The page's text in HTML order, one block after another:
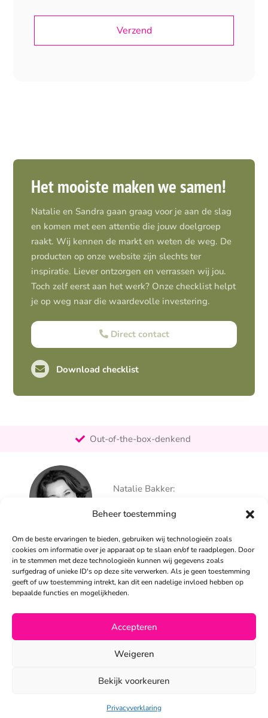
Beheer toestemming
Om de beste ervaringen te bieden, gebruiken wij technologieën zoals
cookies om informatie over je apparaat op te slaan en/of te raadplegen. Door
in te stemmen met deze technologieën kunnen wij gegevens zoals
surfgedrag of unieke ID's op deze site verwerken. Als je geen toestemming
geeft of uw toestemming intrekt, kan dit een nadelige invloed hebben op
bepaalde functies en mogelijkheden.
Accepteren
Weigeren
Bekijk voorkeuren
Privacyverklaring
Het mooiste maken we samen!
Natalie en Sandra gaan graag voor je aan de slag
en komen met een attentie die jouw doelgroep
raakt. Wij kennen de markt en weten de weg. De
producten op onze website zijn slechts ter
inspiratie. Liever ontzorgen en verrassen wij jou.
Toch zelf eerst aan het werk? Onze checklist helpt
je op weg naar die waardevolle investering.
Direct contact
Download checklist
Out-of-the-box-denkend
Persoonlijk
Natalie Bakker:
info@alertpromotie.nl
Sandra Peters:
06 – 26 050 230
info@alertpromotie.nl